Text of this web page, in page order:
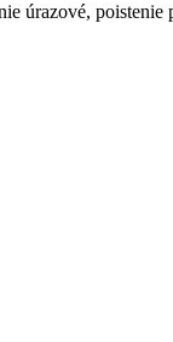
úrazové, poistenie